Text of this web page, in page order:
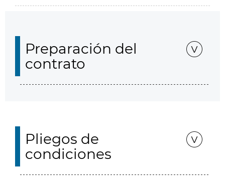
Preparación del
contrato
Pliegos de
condiciones